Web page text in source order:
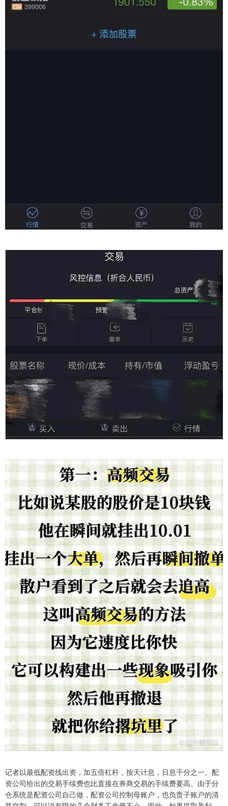
记者以最低配资线出资，加五倍杠杆，按天计息，日息千分之一。配
资公司给出的交易手续费也比直接在券商交易的手续费要高。由于分
仓系统是配资公司自己做，配资公司控制母账户，也负责子账户的清